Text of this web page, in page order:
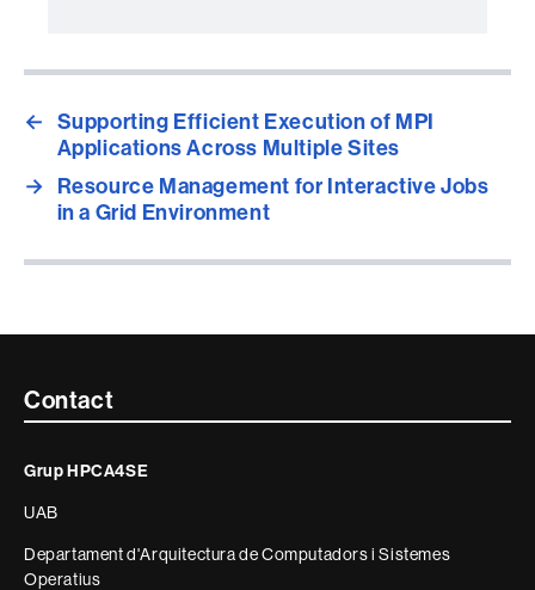
← Supporting Efficient Execution of MPI
Applications Across Multiple Sites
→ Resource Management for Interactive Jobs
in a Grid Environment
Contacte
informació
legal
Contact
Grup HPCA4SE
UAB
Departament d'Arquitectura de Computadors i Sistemes
Operatius